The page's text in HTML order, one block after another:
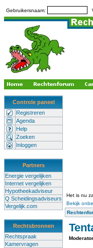
Gebruikersnaam:
Controle paneel
Registreren
Agenda
Help
Zoeken
Inloggen
Partners
Energie vergelijken
Internet vergelijken
Hypotheekadviseur
Q Scheidingsadviseurs
Vergelijk.com
Rechtsbronnen
Rechtspraak
Kamervragen
Het is nu
Bekijk